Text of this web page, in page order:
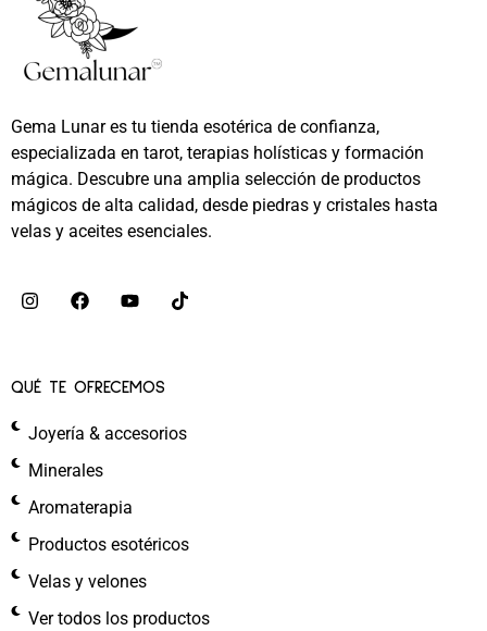
Gema Lunar es tu tienda esotérica de confianza,
especializada en tarot, terapias holísticas y formación
mágica. Descubre una amplia selección de productos
mágicos de alta calidad, desde piedras y cristales hasta
velas y aceites esenciales.
QUÉ TE OFRECEMOS
Joyería & accesorios
Minerales
Aromaterapia
Productos esotéricos
Velas y velones
Ver todos los productos